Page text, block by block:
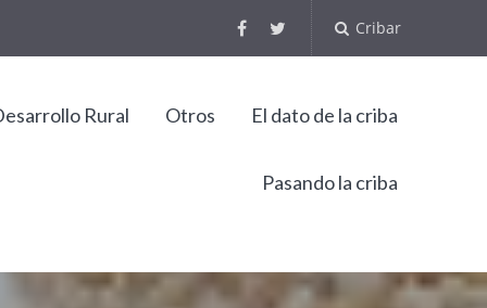
Cribar
Rural Otros El dato de la criba
Pasando la criba